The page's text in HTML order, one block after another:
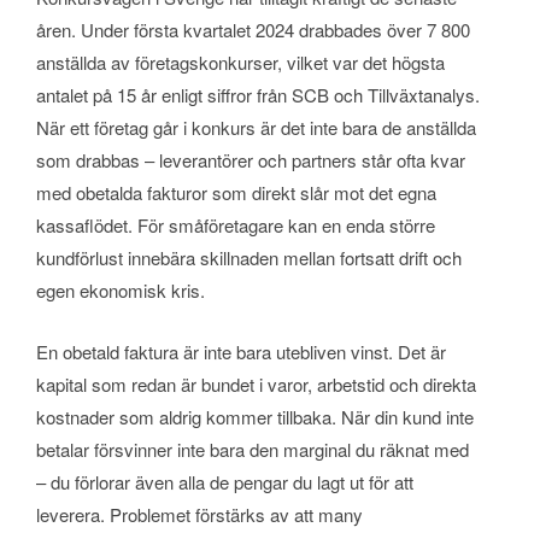
åren. Under första kvartalet 2024 drabbades över 7 800
anställda av företagskonkurser, vilket var det högsta
antalet på 15 år enligt siffror från SCB och Tillväxtanalys.
När ett företag går i konkurs är det inte bara de anställda
som drabbas – leverantörer och partners står ofta kvar
med obetalda fakturor som direkt slår mot det egna
kassaflödet. För småföretagare kan en enda större
kundförlust innebära skillnaden mellan fortsatt drift och
egen ekonomisk kris.
En obetald faktura är inte bara utebliven vinst. Det är
kapital som redan är bundet i varor, arbetstid och direkta
kostnader som aldrig kommer tillbaka. När din kund inte
betalar försvinner inte bara den marginal du räknat med
– du förlorar även alla de pengar du lagt ut för att
leverera. Problemet förstärks av att many